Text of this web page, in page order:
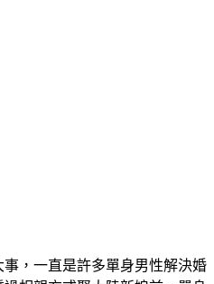
，一直是許多單身男性解決婚